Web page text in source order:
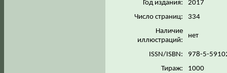
Год издания:
2017
Число страниц:
334
Наличие
иллюстраций:
нет
ISSN/ISBN:
978-5-
Тираж:
1000